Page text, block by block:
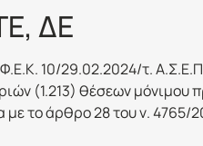
ΔΕ
10/29.02.2024/τ.
(1.213) θέσεων μόνιμου
το άρθρο 28 του ν. 4765/